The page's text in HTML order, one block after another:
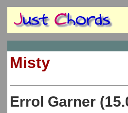
Misty
Errol Garner